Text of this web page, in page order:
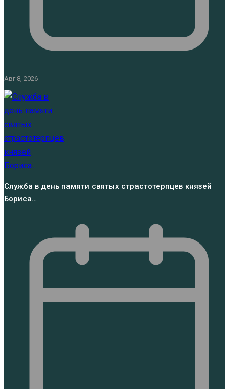
Авг 8, 2026
Служба в день памяти святых страстотерпцев князей
Бориса…